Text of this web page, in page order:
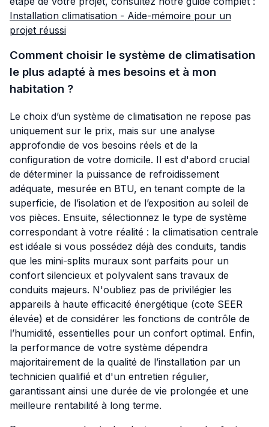
Installation climatisation - Aide-mémoire pour un
projet réussi
Comment choisir le système de climatisation
le plus adapté à mes besoins et à mon
habitation ?
Le choix d’un système de climatisation ne repose pas
uniquement sur le prix, mais sur une analyse
approfondie de vos besoins réels et de la
configuration de votre domicile. Il est d'abord crucial
de déterminer la puissance de refroidissement
adéquate, mesurée en BTU, en tenant compte de la
superficie, de l’isolation et de l’exposition au soleil de
vos pièces. Ensuite, sélectionnez le type de système
correspondant à votre réalité : la climatisation centrale
est idéale si vous possédez déjà des conduits, tandis
que les mini-splits muraux sont parfaits pour un
confort silencieux et polyvalent sans travaux de
conduits majeurs. N'oubliez pas de privilégier les
appareils à haute efficacité énergétique (cote SEER
élevée) et de considérer les fonctions de contrôle de
l’humidité, essentielles pour un confort optimal. Enfin,
la performance de votre système dépendra
majoritairement de la qualité de l’installation par un
technicien qualifié et d'un entretien régulier,
garantissant ainsi une durée de vie prolongée et une
meilleure rentabilité à long terme.